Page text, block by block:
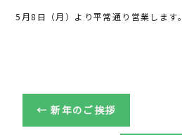
o
5月8日（月）より平常通り営業します。
← 新年のご挨拶